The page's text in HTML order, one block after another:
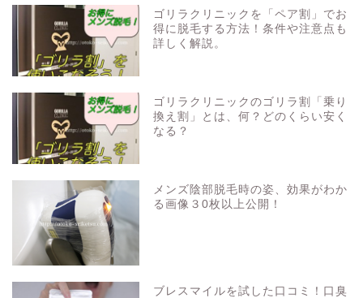
ゴリラクリニックを「ペア割」でお
得に脱毛する方法！条件や注意点も
詳しく解説。
ゴリラクリニックのゴリラ割「乗り
換え割」とは、何？どのくらい安く
なる？
メンズ陰部脱毛時の姿、効果がわか
る画像３0枚以上公開！
ブレスマイルを試した口コミ！口臭